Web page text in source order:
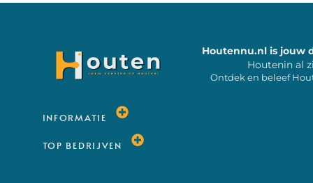
Houtennu.nl is jouw
Houtenin al
Ontdek en beleef
INFORMATIE
TOP BEDRIJVEN